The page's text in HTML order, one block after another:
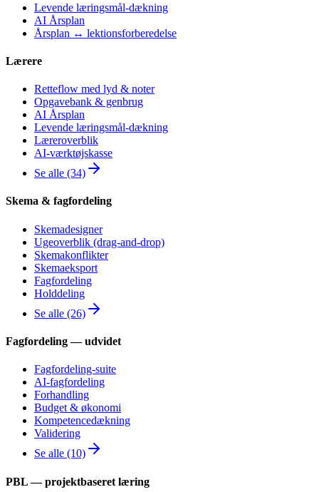
Levende læringsmål-dækning
AI Årsplan
Årsplan ↔ lektionsforberedelse
Lærere
Retteflow med lyd & noter
Opgavebank & genbrug
AI Årsplan
Levende læringsmål-dækning
Læreroverblik
AI-værktøjskasse
Se alle (34)
Skema & fagfordeling
Skemadesigner
Ugeoverblik (drag-and-drop)
Skemakonflikter
Skemaeksport
Fagfordeling
Holddeling
Se alle (26)
Fagfordeling — udvidet
Fagfordeling-suite
AI-fagfordeling
Forhandling
Budget & økonomi
Kompetencedækning
Validering
Se alle (10)
PBL — projektbaseret læring